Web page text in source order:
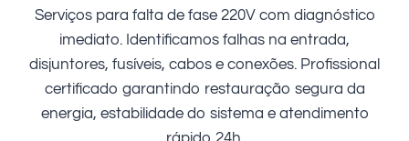
Serviços para falta de fase 220V com diagnóstico
imediato. Identificamos falhas na entrada,
disjuntores, fusíveis, cabos e conexões. Profissional
certificado garantindo restauração segura da
energia, estabilidade do sistema e atendimento